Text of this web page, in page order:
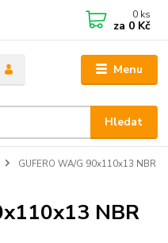
Menu
Hledat
0 ks
za 0 Kč
GUFERO WA/G 90x110x13 NBR
NBR